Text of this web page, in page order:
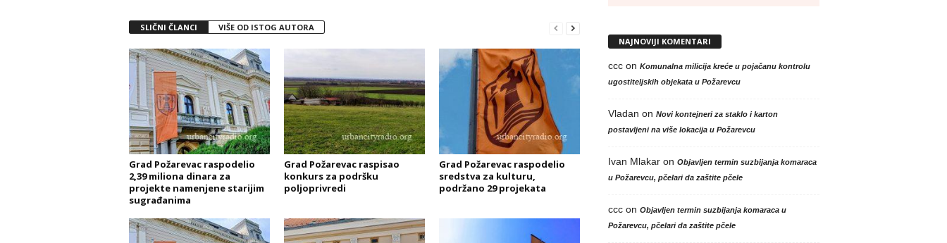
SLIČNI ČLANCI VIŠE OD ISTOG AUTORA
Grad Požarevac raspodelio
2,39 miliona dinara za
projekte namenjene starijim
sugrađanima
Grad Požarevac raspisao
konkurs za podršku
poljoprivredi
Grad Požarevac raspodelio
sredstva za kulturu,
podržano 29 projekata
NAJNOVIJI KOMENTARI
cccon Komunalna milicija kreće u pojačanu kontrolu
ugostiteljskih objekata u Požarevcu
Vladan on Novi kontejneri za staklo i karton
postavljeni na više lokacija u Požarevcu
Ivan Mlakaron Objavljen termin suzbijanja komaraca
u Požarevcu, pčelari da zaštite pčele
cccon Objavljen termin suzbijanja komaraca u
Požarevcu, pčelari da zaštite pčele